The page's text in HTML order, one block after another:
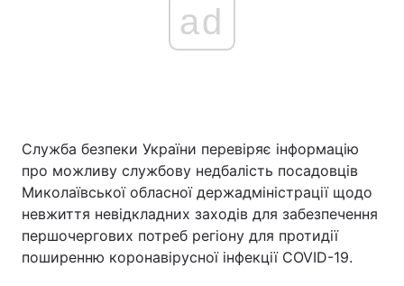
ad
Служба безпеки України перевіряє інформацію
про можливу службову недбалість посадовців
Миколаївської обласної держадміністрації щодо
невжиття невідкладних заходів для забезпечення
першочергових потреб регіону для протидії
поширенню коронавірусної інфекції COVID-19.